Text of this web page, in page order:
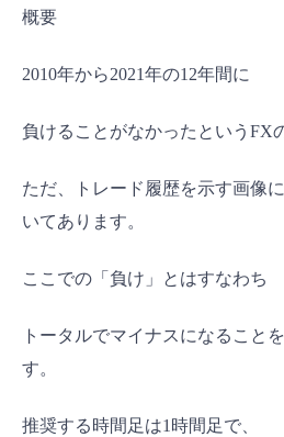
概要
2010年から2021年の12年間に
負けることがなかったというFX
ただ、トレード履歴を示す画像
いてあります。
ここでの「負け」とはすなわち
トータルでマイナスになること
す。
推奨する時間足は1時間足で、